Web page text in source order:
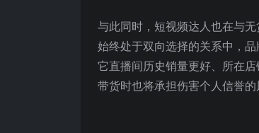
与此同时，短视频达人也在与
始终处于双向选择的关系中，
它直播间历史销量更好、所在
带货时也将承担伤害个人信誉的